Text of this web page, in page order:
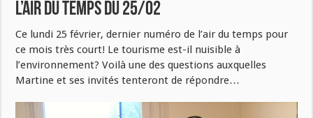
L’air du temps du 25/02
Ce lundi 25 février, dernier numéro de l’air du temps pour
ce mois très court! Le tourisme est-il nuisible à
l’environnement? Voilà une des questions auxquelles
Martine et ses invités tenteront de répondre…